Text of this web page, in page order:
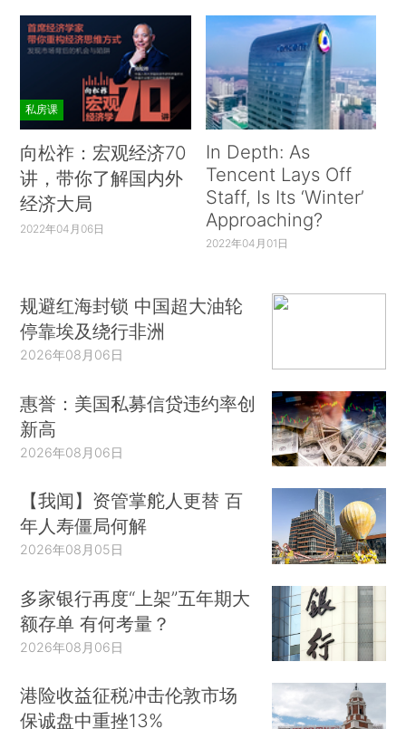
私房课
向松祚：宏观经济70
讲，带你了解国内外
经济大局
2022年04月06日
In Depth: As
Tencent Lays Off
Staff, Is Its ‘Winter’
Approaching?
2022年04月01日
规避红海封锁 中国超大油轮
停靠埃及绕行非洲
2026年08月06日
惠誉：美国私募信贷违约率创
新高
2026年08月06日
【我闻】资管掌舵人更替 百
年人寿僵局何解
2026年08月05日
多家银行再度“上架”五年期大
额存单 有何考量？
2026年08月06日
港险收益征税冲击伦敦市场
保诚盘中重挫13%